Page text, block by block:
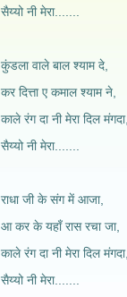
सैय्यो नी मेरा.......
कुंडला वाले बाल श्याम दे,
कर दित्ता ए कमाल श्याम ने,
काले रंग दा नी मेरा दिल मंगदा,
सैय्यो नी मेरा.......
राधा जी के संग में आजा,
आ कर के यहाँ रास रचा जा,
काले रंग दा नी मेरा दिल मंगदा,
सैय्यो नी मेरा.......